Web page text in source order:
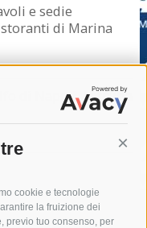
cookie e tecnologie
la fruizione dei
previo tuo consenso, per
e sedie
di Marina
di Napoli, la truffa